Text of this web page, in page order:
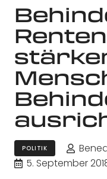
POLITIK
5. September